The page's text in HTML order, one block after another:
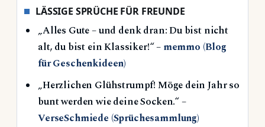
LÄSSIGE SPRÜCHE FÜR FREUNDE
„Alles Gute – und denk dran: Du bist nicht
alt, du bist ein Klassiker!“ – memmo (Blog
für Geschenkideen)
„Herzlichen Glühstrumpf! Möge dein Jahr so
bunt werden wie deine Socken.“ –
VerseSchmiede (Sprüchesammlung)